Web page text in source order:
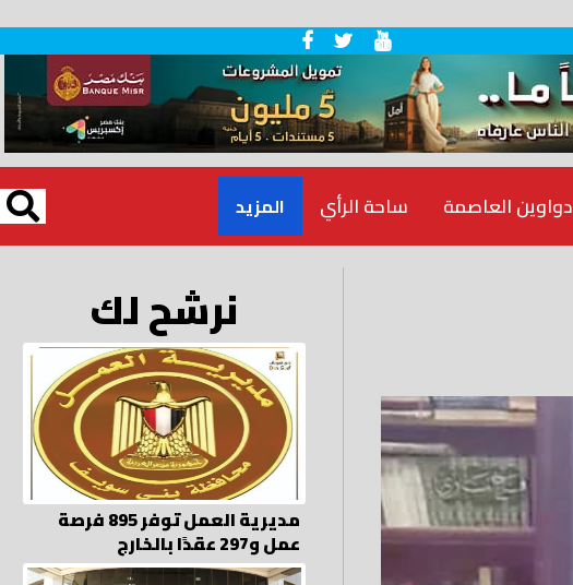
المزيد ساحة الرأي دواوين العاصمة
نرشح لك
مديرية العمل توفر 895 فرصة
عمل و297 عقدًا بالخارج